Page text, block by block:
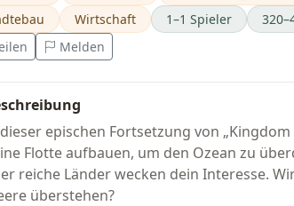
Wirtschaft 1–1 Spieler
Melden
epischen Fortsetzung von „Kingdom
Flotte aufbauen, um den Ozean zu
reiche Länder wecken dein Interesse.
überstehen?